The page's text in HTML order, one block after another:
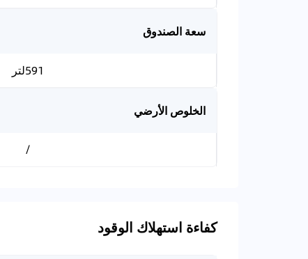
سعة الصندوق
591لتر
الخلوص الأرضي
/
كفاءة استهلاك الوقود